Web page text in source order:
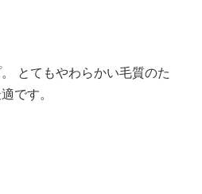
とてもやわらかい毛質のた
です。